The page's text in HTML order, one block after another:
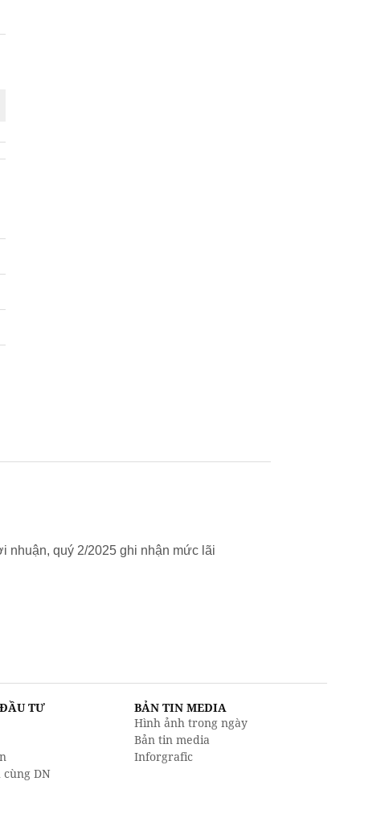
nhuận, quý 2/2025 ghi nhận mức lãi
TƯ
DN
BẢN TIN MEDIA
Hình ảnh trong ngày
Bản tin media
Inforgrafic